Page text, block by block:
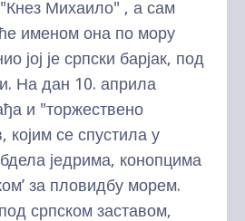
Михаило" , а сам
именом она по мору
јој је српски барјак, под
На дан 10. априла
и "торжествено
којим се спустила у
једрима, конопцима
за пловидбу морем.
српском заставом,